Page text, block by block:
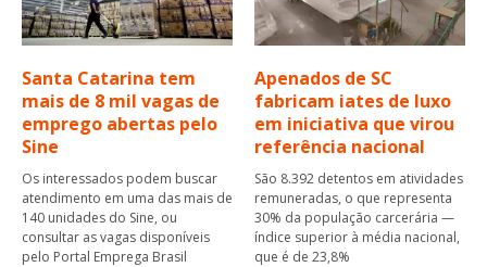
Santa Catarina tem
mais de 8 mil vagas de
emprego abertas pelo
Sine
Os interessados podem buscar
atendimento em uma das mais de
140 unidades do Sine, ou
consultar as vagas disponíveis
pelo Portal Emprega Brasil
Apenados de SC
fabricam iates de luxo
em iniciativa que virou
referência nacional
São 8.392 detentos em atividades
remuneradas, o que representa
30% da população carcerária —
índice superior à média nacional,
que é de 23,8%